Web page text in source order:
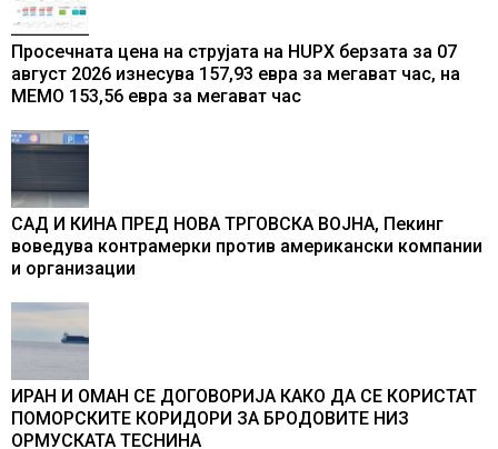
Просечната цена на струјата на HUPX берзата за 07
август 2026 изнесува 157,93 евра за мегават час, на
МЕМО 153,56 евра за мегават час
САД И КИНА ПРЕД НОВА ТРГОВСКА ВОЈНА, Пекинг
воведува контрамерки против американски компании
и организации
ИРАН И ОМАН СЕ ДОГОВОРИЈА КАКО ДА СЕ КОРИСТАТ
ПОМОРСКИТЕ КОРИДОРИ ЗА БРОДОВИТЕ НИЗ
ОРМУСКАТА ТЕСНИНА